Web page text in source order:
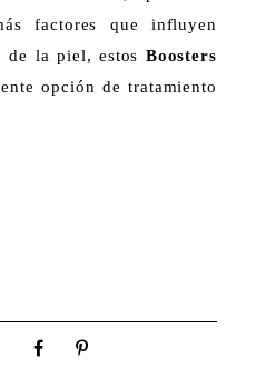
factores que influyen
de la piel, estos Boosters
opción de tratamiento